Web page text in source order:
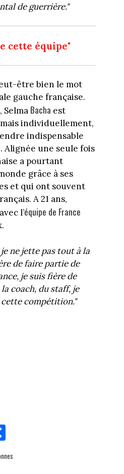
de guerrière."
cette équipe"
être bien le mot
gauche française.
Selma Bacha est
individuellement,
indispensable
une seule fois
a pourtant
grâce à ses
et qui ont souvent
A 21 ans,
avec l’équipe de France
ne jette pas tout à la
de faire partie de
je suis fière de
coach, du staff, je
compétition."
Pa
rt
ag